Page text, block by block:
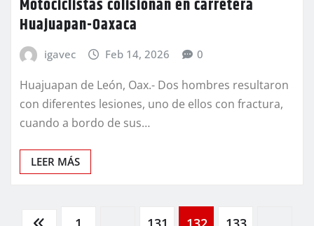
Motociclistas colisionan en carretera
Huajuapan-Oaxaca
igavec Feb 14, 2026 0
Huajuapan de León, Oax.- Dos hombres resultaron
con diferentes lesiones, uno de ellos con fractura,
cuando a bordo de sus…
LEER MÁS